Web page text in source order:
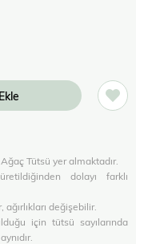
Tütsü yer almaktadır.
dolayı farklı
değişebilir.
için tütsü sayılarında